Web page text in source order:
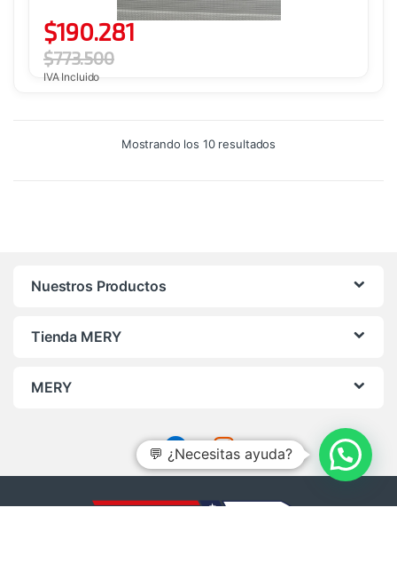
$190.281
$773.500
IVA Incluido
Mostrando los 10 resultados
Nuestros Productos
Tienda MERY
MERY
💬 ¿Necesitas ayuda?